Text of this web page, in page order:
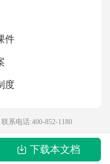
腔防止藏药行为。
系建立药物不良反
系反应（肌张力障
（体重增加、血糖
，但需每周监测白
件
度
联系电话:400-852-1180
下载本文档